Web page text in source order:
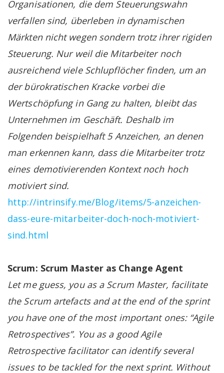
Organisationen, die dem Steuerungswahn
verfallen sind, überleben in dynamischen
Märkten nicht wegen sondern trotz ihrer rigiden
Steuerung. Nur weil die Mitarbeiter noch
ausreichend viele Schlupflöcher finden, um an
der bürokratischen Kracke vorbei die
Wertschöpfung in Gang zu halten, bleibt das
Unternehmen im Geschäft. Deshalb im
Folgenden beispielhaft 5 Anzeichen, an denen
man erkennen kann, dass die Mitarbeiter trotz
eines demotivierenden Kontext noch hoch
motiviert sind.
http://intrinsify.me/Blog/items/5-anzeichen-
dass-eure-mitarbeiter-doch-noch-motiviert-
sind.html
Scrum: Scrum Master as Change Agent
Let me guess, you as a Scrum Master, facilitate
the Scrum artefacts and at the end of the sprint
you have one of the most important ones: “Agile
Retrospectives”. You as a good Agile
Retrospective facilitator can identify several
issues to be tackled for the next sprint. Without